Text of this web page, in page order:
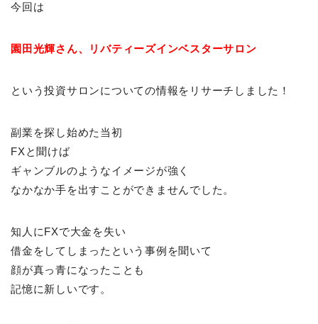
今回は
園田光輝さん、リバティーズインベスターサロン
という投資サロンについての情報をリサーチしました！
副業を探し始めた当初
FXと聞けば
ギャンブルのようなイメージが強く
なかなか手を出すことができませんでした。
知人にFXで大金を失い
借金をしてしまったという事例を聞いて
顔が真っ青になったことも
記憶に新しいです。